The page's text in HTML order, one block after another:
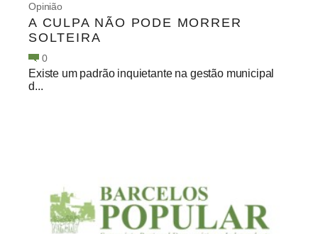
Opinião
A CULPA NÃO PODE MORRER
SOLTEIRA
0
Existe um padrão inquietante na gestão municipal
d...